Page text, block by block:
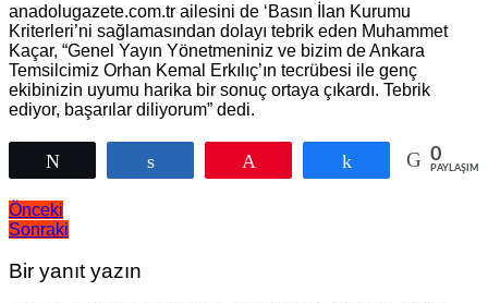
anadolugazete.com.tr ailesini de ‘Basın İlan Kurumu
Kriterleri’ni sağlamasından dolayı tebrik eden Muhammet
Kaçar, “Genel Yayın Yönetmeniniz ve bizim de Ankara
Temsilcimiz Orhan Kemal Erkılıç’ın tecrübesi ile genç
ekibinizin uyumu harika bir sonuç ortaya çıkardı. Tebrik
ediyor, başarılar diliyorum” dedi.
Paylaş 0
Yazı
gezinmesi
Önceki
Sonraki
Bir yanıt yazın